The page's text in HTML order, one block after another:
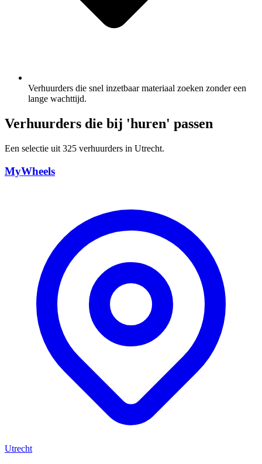
Verhuurders die snel inzetbaar materiaal zoeken zonder een
lange wachttijd.
Verhuurders die bij 'huren' passen
Een selectie uit 325 verhuurders in Utrecht.
MyWheels
Utrecht